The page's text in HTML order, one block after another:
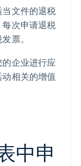
文件的退税
次申请退税
票。
的企业进行应
相关的增值
中申